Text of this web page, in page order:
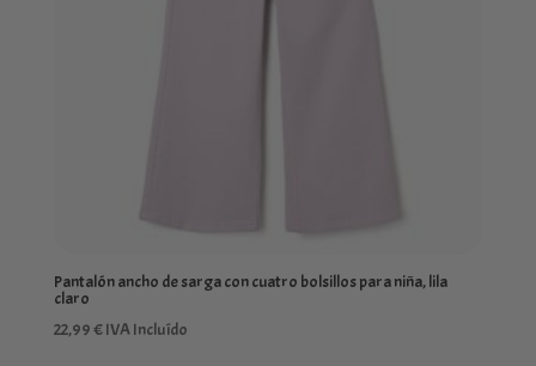
Pantalón ancho de sarga con cuatro bolsillos para niña, lila
claro
22,99€IVA Incluído